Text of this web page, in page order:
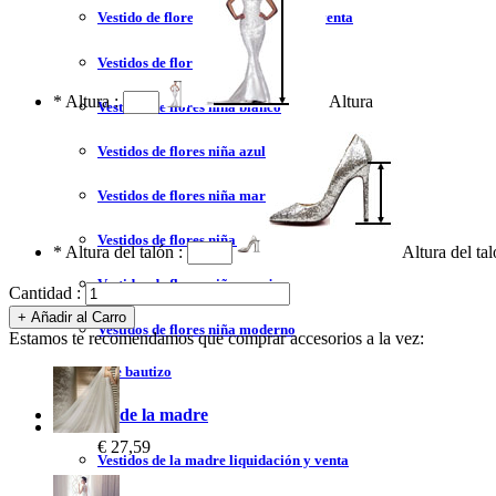
Vestido de flores niña liquidación y venta
Vestidos de flores niña 2023
Vestidos de flores niña blanco
Vestidos de flores niña azul
Vestidos de flores niña marfil
Vestidos de flores niña tul
Vestidos de flores niña encaje
Vestidos de flores niña moderno
Vestidos de bautizo
Vestidos de la madre
Vestidos de la madre liquidación y venta
* Altura : Altura
* Altura del talón : Altura del
Cantidad :
Estamos te recomendamos que comprar accesorios a la vez:
€ 27,59